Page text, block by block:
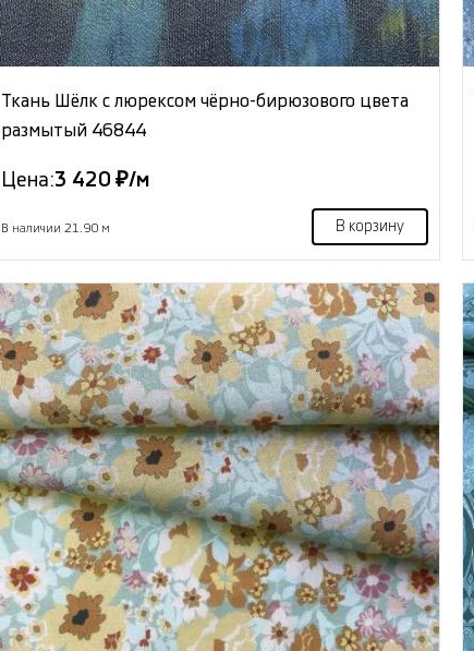
Ткань Шёлк с люрексом чёрно-бирюзового цвета
размытый 46844
Цена:3 420 ₽/м
В наличии 21.90 м В корзину